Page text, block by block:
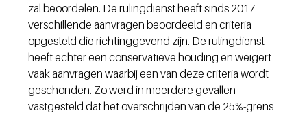
zal beoordelen. De rulingdienst heeft sinds 2017
verschillende aanvragen beoordeeld en criteria
opgesteld die richtinggevend zijn. De rulingdienst
heeft echter een conservatieve houding en weigert
vaak aanvragen waarbij een van deze criteria wordt
geschonden. Zo werd in meerdere gevallen
vastgesteld dat het overschrijden van de 25%-grens